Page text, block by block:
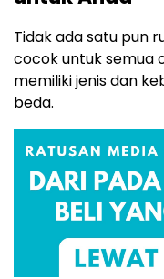
Tidak ada satu pun
cocok untuk semua
memiliki jenis dan
beda.